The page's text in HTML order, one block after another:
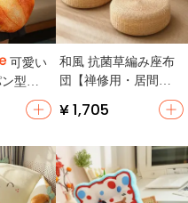
可愛い
型ふ
クス・
和風 抗菌草編み座布
団【禅修用・居間
¥ 1,705